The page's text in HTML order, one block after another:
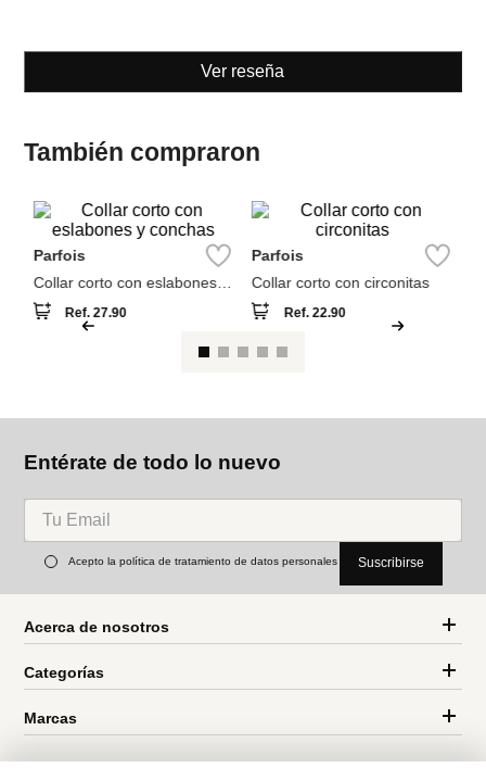
Ver reseña
También compraron
Parfois
Collar corto con eslabones y
conchas
Ref.27.90
Collar corto con circonitas
Ref.22.90
Entérate de todo lo nuevo